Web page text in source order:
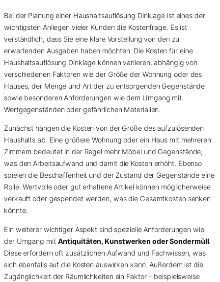
Bei der Planung einer Haushaltsauflösung Dinklage ist eines der
wichtigsten Anliegen vieler Kunden die Kostenfrage. Es ist
verständlich, dass Sie eine klare Vorstellung von den zu
erwartenden Ausgaben haben möchten. Die Kosten für eine
Haushaltsauflösung Dinklage können variieren, abhängig von
verschiedenen Faktoren wie der Größe der Wohnung oder des
Hauses, der Menge und Art der zu entsorgenden Gegenstände
sowie besonderen Anforderungen wie dem Umgang mit
Wertgegenständen oder gefährlichen Materialien.
Zunächst hängen die Kosten von der Größe des aufzulösenden
Haushalts ab. Eine größere Wohnung oder ein Haus mit mehreren
Zimmern bedeutet in der Regel mehr Möbel und Gegenstände,
was den Arbeitsaufwand und damit die Kosten erhöht. Ebenso
spielen die Beschaffenheit und der Zustand der Gegenstände eine
Rolle. Wertvolle oder gut erhaltene Artikel können möglicherweise
verkauft oder gespendet werden, was die Gesamtkosten senken
könnte.
Ein weiterer wichtiger Aspekt sind spezielle Anforderungen wie
der Umgang mit Antiquitäten, Kunstwerken oder Sondermüll.
Diese erfordern oft zusätzlichen Aufwand und Fachwissen, was
sich ebenfalls auf die Kosten auswirken kann. Außerdem ist die
Zugänglichkeit der Räumlichkeiten ein Faktor – beispielsweise